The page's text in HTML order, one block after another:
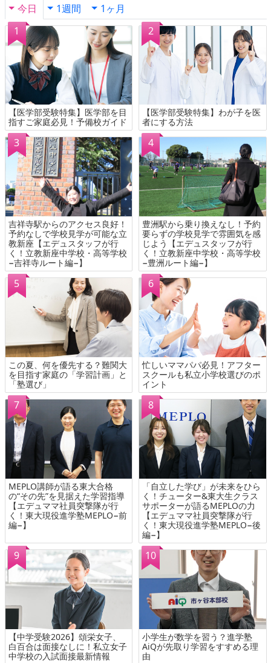
今日
1週間 1ヶ月
【医学部受験特集】医学部を目
指すご家庭必見！予備校ガイド
【医学部受験特集】わが子を医
者にする方法
吉祥寺駅からのアクセス良好！
予約なしで学校見学が可能な立
教新座【エデュスタッフが行
く！立教新座中学校・高等学校
−吉祥寺ルート編−】
豊洲駅から乗り換えなし！予約
要らずの学校見学で雰囲気を感
じよう【エデュスタッフが行
く！立教新座中学校・高等学校
−豊洲ルート編−】
この夏、何を優先する？難関大
を目指す家庭の「学習計画」と
「塾選び」
忙しいママパパ必見！アフター
スクールも私立小学校選びのポ
イント
MEPLO講師が語る東大合格
の“その先”を見据えた学習指導
【エデュママ社員突撃隊が行
く！東大現役進学塾MEPLO−前
編−】
「自立した学び」が未来をひら
く！チューター&東大生クラス
サポーターが語るMEPLOの力
【エデュママ社員突撃隊が行
く！東大現役進学塾MEPLO−後
編−】
【中学受験2026】頌栄女子、
白百合は面接なしに！私立女子
中学校の入試面接最新情報
小学生が数学を習う？進学塾
AiQが先取り学習をすすめる理
由